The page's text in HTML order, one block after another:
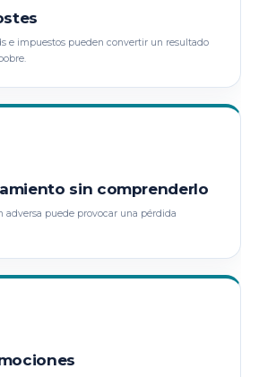
e impuestos pueden convertir un resultado
sin comprenderlo
adversa puede provocar una pérdida